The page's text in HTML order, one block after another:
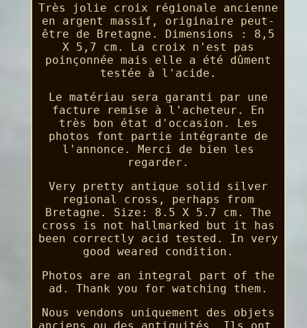
Très jolie croix régionale ancienne
en argent massif, originaire peut-
être de Bretagne. Dimensions : 8,5
X 5,7 cm. La croix n'est pas
poinçonnée mais elle a été dûment
testée à l'acide.
Le matériau sera garanti par une
facture remise à l'acheteur. En
très bon état d'occasion. Les
photos font partie intégrante de
l'annonce. Merci de bien les
regarder.
Very pretty antique solid silver
regional cross, perhaps from
Bretagne. Size: 8.5 X 5.7 cm. The
cross is not hallmarked but it has
been correctly acid tested. In very
good weared condition.
Photos are an integral part of the
ad. Thank you for watching them.
Nous vendons uniquement des objets
anciens ou des antiquités. Ils ont,